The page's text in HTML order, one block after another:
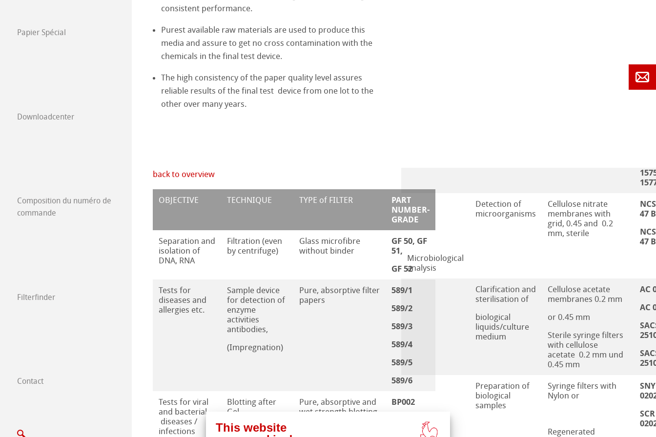
Beer, malt and beer-based beverages
Meat and Meat Products
Water
Papier Spécial
Nos atouts
Nos succès
Downloadcenter
Composition du numéro de
commande
Filterfinder
Contact
consistent performance.
Purest available raw materials are used to produce this
media and assure to get no cross contamination with the
chemicals in the final test device.
The high consistency of the paper quality level assures
reliable results of the final test device from one lot to the
other over many years.
back to overview
OBJECTIVE TECHNIQUE TYPE of FILTER
PART
NUMBER-
GRADE
Separation and
isolation of
DNA, RNA
Filtration (even
by centrifuge)
Glass microfibre
without binder
GF 50, GF
51,
GF 52
Tests for
diseases and
allergies etc.
Sample device
for detection of
enzyme
activities
antibodies,
(Impregnation)
Pure, absorptive filter
papers
589/1
589/2
589/3
589/4
589/5
589/6
Tests for viral
and bacterial
diseases /
infections
Blotting after
Gel-
Electrophoresis
Pure, absorptive and
wet strength blotting
BP002
Microbiological
analysis
Detection of
microorganisms
Cellulose nitrate
membranes with
grid, 0.45 and 0.2
mm, sterile
47
47
Clarification and
sterilisation of
biological
liquids/culture
medium
Cellulose acetate
membranes 0.2 mm
or 0.45 mm
Sterile syringe filters
with cellulose
acetate 0.2 mm und
0.45 mm
AC
AC
HPLC
Preparation of
biological
samples
Syringe filters with
Nylon or
Regenerated
SNY
SCR
This website